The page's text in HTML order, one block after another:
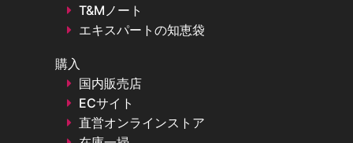
T&Mノート
エキスパートの知恵袋
購入
国内販売店
ECサイト
直営オンラインストア